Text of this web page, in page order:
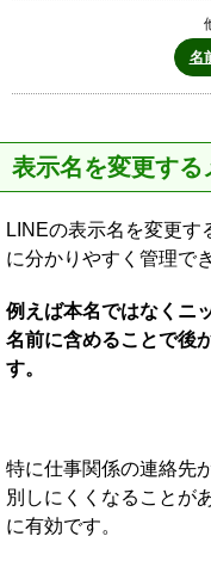
名
表示名を変更する
LINEの表示名を変更す
に分かりやすく管理で
例えば本名ではなくニ
名前に含めることで後
す。
特に仕事関係の連絡先
別しにくくなることが
に有効です。